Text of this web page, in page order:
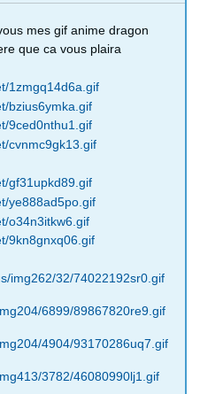
mes gif anime dragon
que ca vous plaira